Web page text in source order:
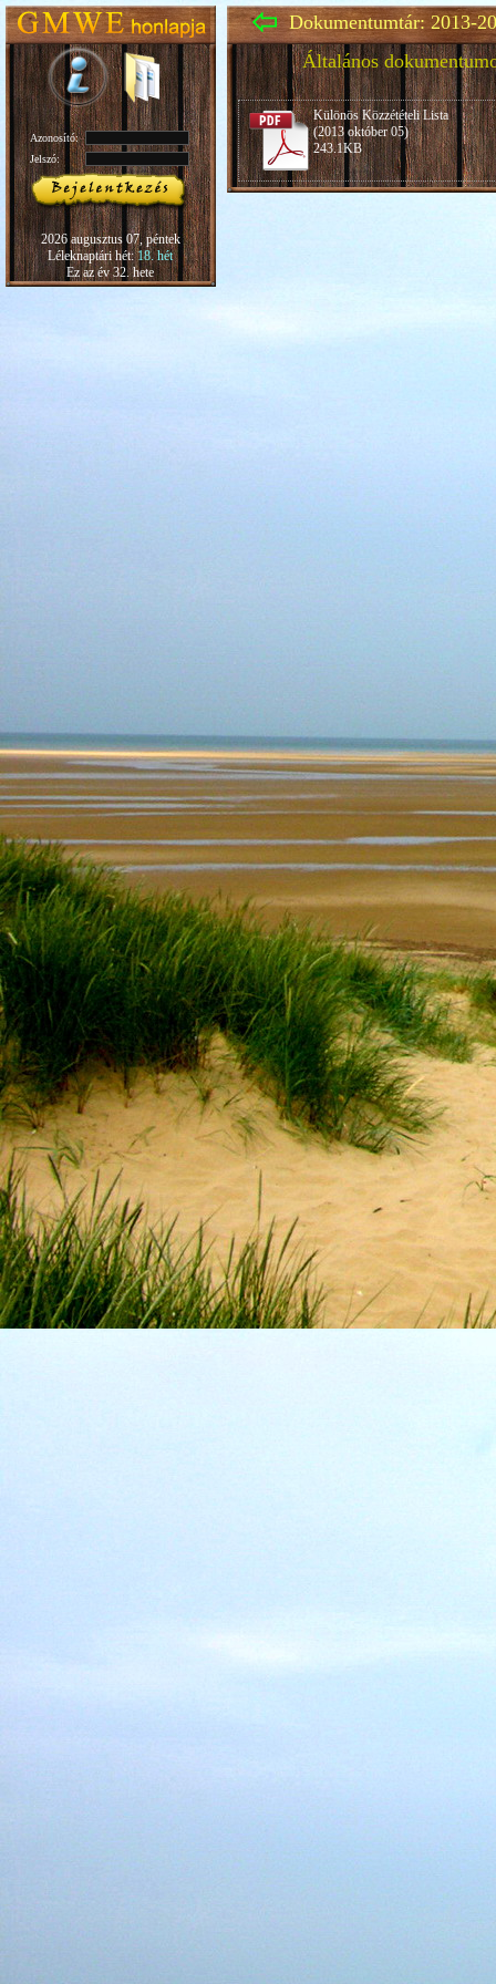
Azonosító:
Jelszó:
2026 augusztus 07, péntek
Léleknaptári hét:18. hét
Ez az év 32. hete
Dokumentumtár: 2013-
Általános
Különös Közzétételi Lista
(2013 október 05)
243.1KB